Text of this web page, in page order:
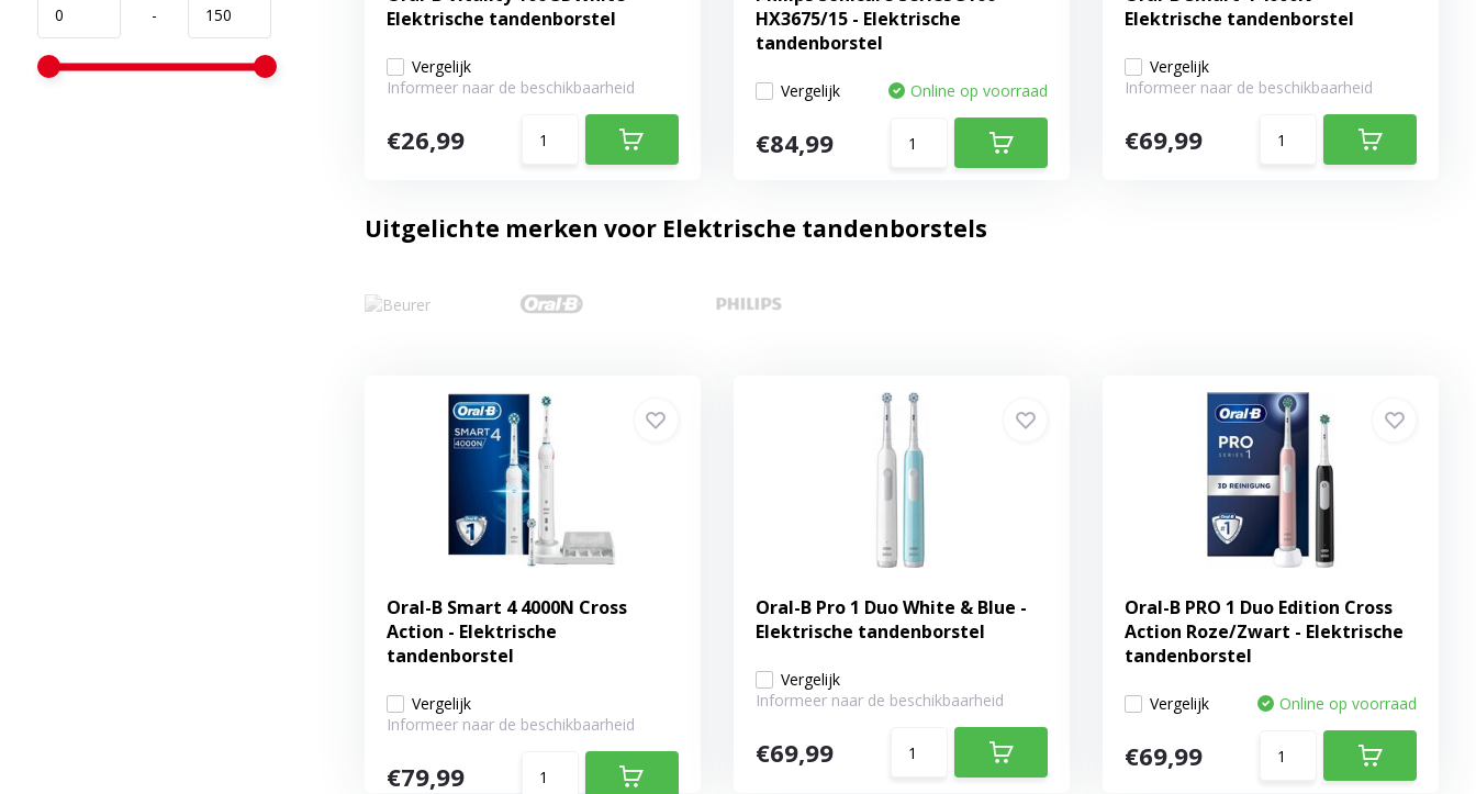
-
Elektrische tandenborstel
Vergelijk
Informeer naar de beschikbaarheid
€26,99
HX3675/15 - Elektrische
tandenborstel
Vergelijk Online op voorraad
€84,99
Elektrische tandenborstel
Vergelijk
Informeer naar de beschikbaarheid
€69,99
Uitgelichte merken voor Elektrische tandenborstels
Oral-B Smart 4 4000N Cross
Action - Elektrische
tandenborstel
Vergelijk
Informeer naar de beschikbaarheid
€79,99
Oral-B Pro 1 Duo White & Blue -
Elektrische tandenborstel
Vergelijk
Informeer naar de beschikbaarheid
€69,99
Oral-B PRO 1 Duo Edition Cross
Action Roze/Zwart - Elektrische
tandenborstel
Vergelijk Online op voorraad
€69,99